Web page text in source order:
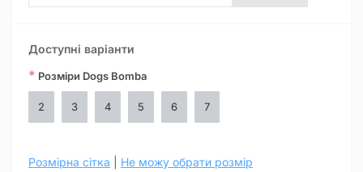
Доступні варіанти
* Розміри Dogs Bomba
2 3 4 5 6 7
Розмірна сітка Не можу обрати розмір